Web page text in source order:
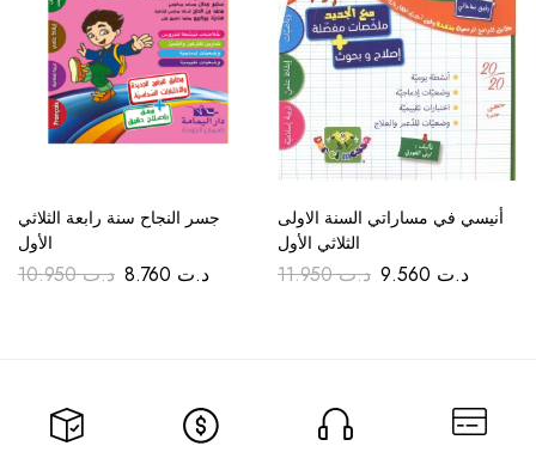
جسر النجاح سنة رابعة الثلاثي
الأول
د.ت10.950 د.ت
أنيسي في مساراتي السنة الاولى
الثلاثي الأول
د.ت11.950 د.ت